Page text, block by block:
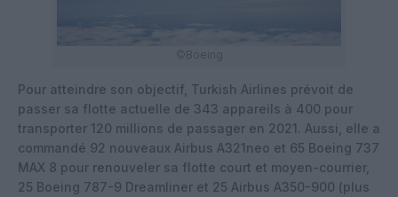
©Boeing
Pour atteindre son objectif, Turkish Airlines prévoit de
passer sa flotte actuelle de 343 appareils à 400 pour
transporter 120 millions de passager en 2021. Aussi, elle a
commandé 92 nouveaux Airbus A321neo et 65 Boeing 737
MAX 8 pour renouveler sa flotte court et moyen-courrier,
25 Boeing 787-9 Dreamliner et 25 Airbus A350-900 (plus